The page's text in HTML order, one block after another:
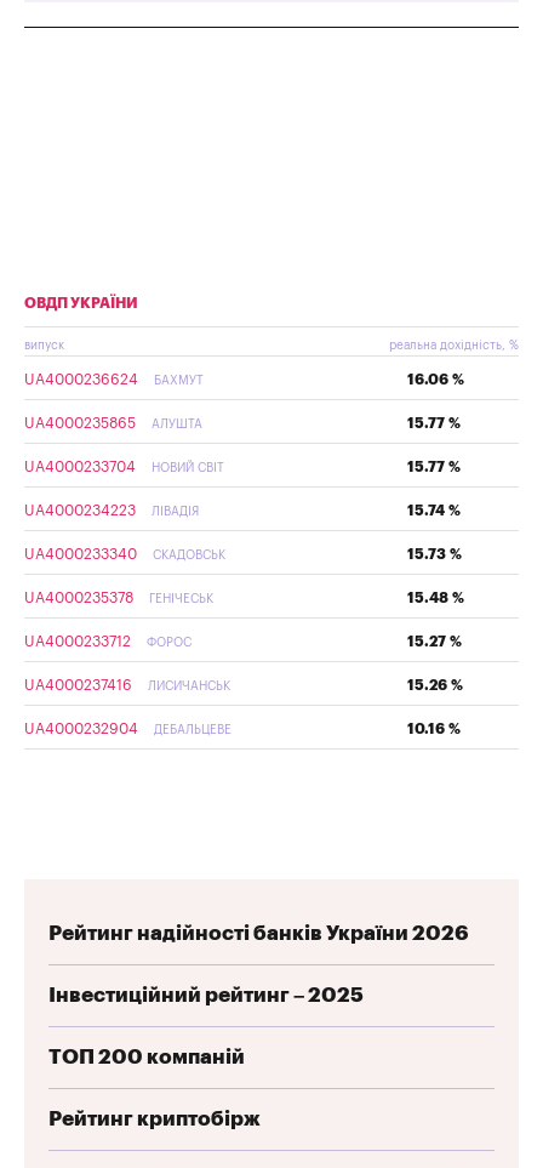
ОВДП УКРАЇНИ
випуск реальна дохідність, %
UA4000236624 БАХМУТ 16.06 %
UA4000235865 АЛУШТА 15.77 %
UA4000233704 НОВИЙ СВІТ 15.77 %
UA4000234223 ЛІВАДІЯ 15.74 %
UA4000233340 СКАДОВСЬК 15.73 %
UA4000235378 ГЕНІЧЕСЬК 15.48 %
UA4000233712 ФОРОС 15.27 %
UA4000237416 ЛИСИЧАНСЬК 15.26 %
UA4000232904 ДЕБАЛЬЦЕВЕ 10.16 %
Рейтинг надійності банків України 2026
Інвестиційний рейтинг – 2025
ТОП 200 компаній
Рейтинг криптобірж